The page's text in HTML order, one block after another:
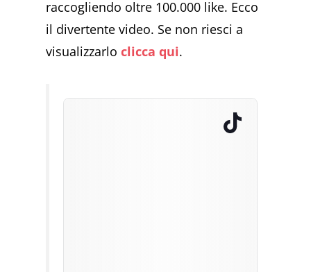
raccogliendo oltre 100.000 like. Ecco
il divertente video. Se non riesci a
visualizzarloclicca qui.